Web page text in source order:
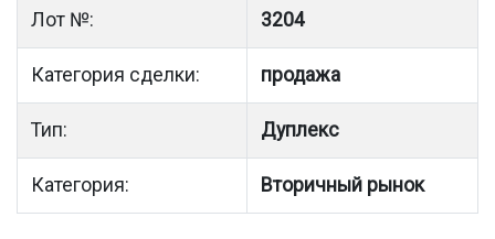
Лот №: 3204
Категория сделки: продажа
Тип: Дуплекс
Категория: Вторичный рынок